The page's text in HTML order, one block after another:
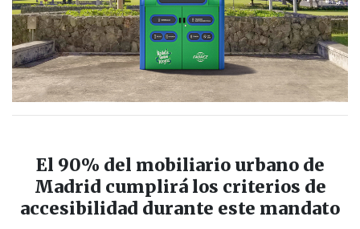
El 90% del mobiliario urbano de
Madrid cumplirá los criterios de
accesibilidad durante este mandato